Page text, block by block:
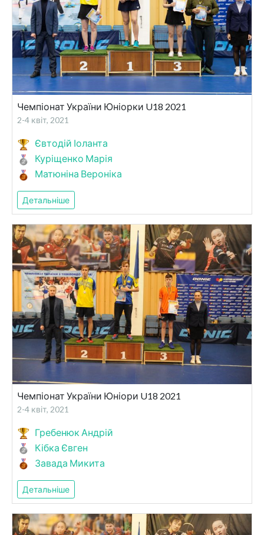
Чемпіонат України Юніорки U18 2021
2-4 квіт, 2021
Євтодій Іоланта
Куріщенко Марія
Матюніна Вероніка
Детальніше
Чемпіонат України Юніори U18 2021
2-4 квіт, 2021
Гребенюк Андрій
Кібка Євген
Завада Микита
Детальніше